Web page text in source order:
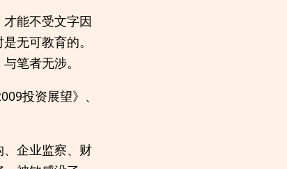
能不受文字因
无可教育的。
笔者无涉。
投资展望》、
企业监察、财